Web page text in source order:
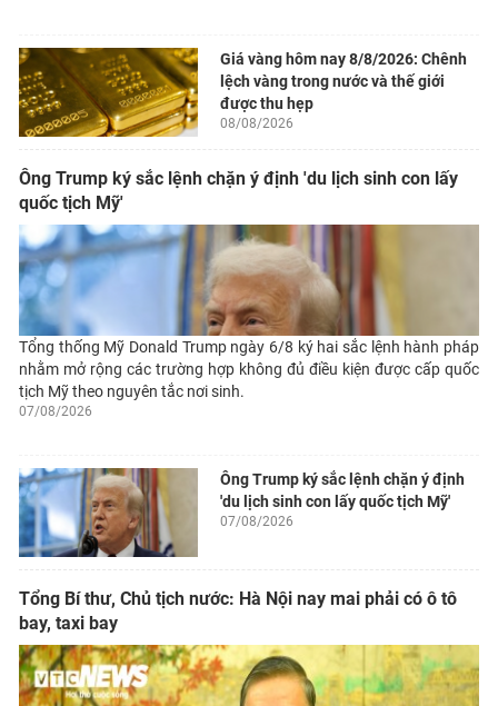
Giá vàng hôm nay 8/8/2026: Chênh
lệch vàng trong nước và thế giới
được thu hẹp
08/08/2026
Ông Trump ký sắc lệnh chặn ý định 'du lịch sinh con lấy
quốc tịch Mỹ'
Tổng thống Mỹ Donald Trump ngày 6/8 ký hai sắc lệnh hành pháp
nhằm mở rộng các trường hợp không đủ điều kiện được cấp quốc
tịch Mỹ theo nguyên tắc nơi sinh.
07/08/2026
Ông Trump ký sắc lệnh chặn ý định
'du lịch sinh con lấy quốc tịch Mỹ'
07/08/2026
Tổng Bí thư, Chủ tịch nước: Hà Nội nay mai phải có ô tô
bay, taxi bay